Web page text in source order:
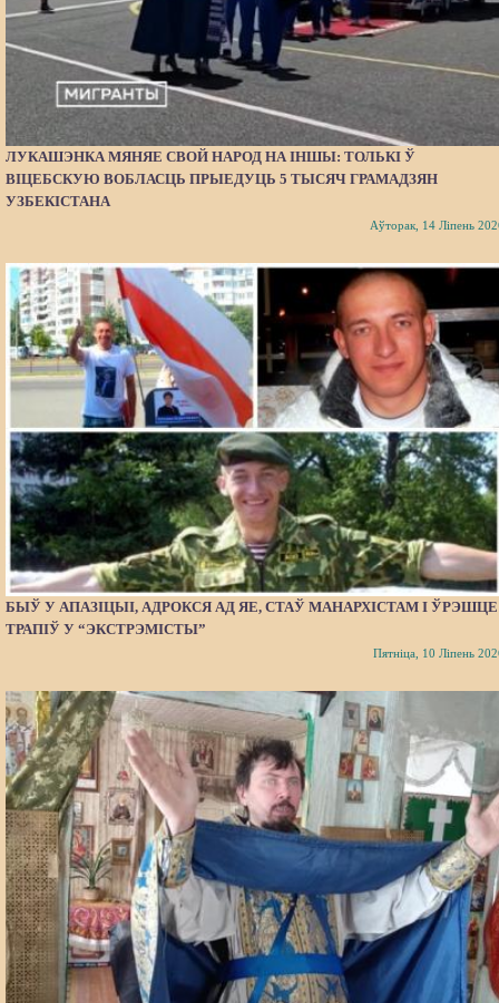
ЛУКАШЭНКА МЯНЯЕ СВОЙ НАРОД НА ІНШЫ: ТОЛЬКІ Ў
ВІЦЕБСКУЮ ВОБЛАСЦЬ ПРЫЕДУЦЬ 5 ТЫСЯЧ ГРАМАДЗЯН
УЗБЕКІСТАНА
Аўторак, 14 Ліпень
БЫЎ У АПАЗІЦЫІ, АДРОКСЯ АД ЯЕ, СТАЎ МАНАРХІСТАМ І ЎРЭШЦЕ
ТРАПІЎ У “ЭКСТРЭМІСТЫ”
Пятніца, 10 Ліпень